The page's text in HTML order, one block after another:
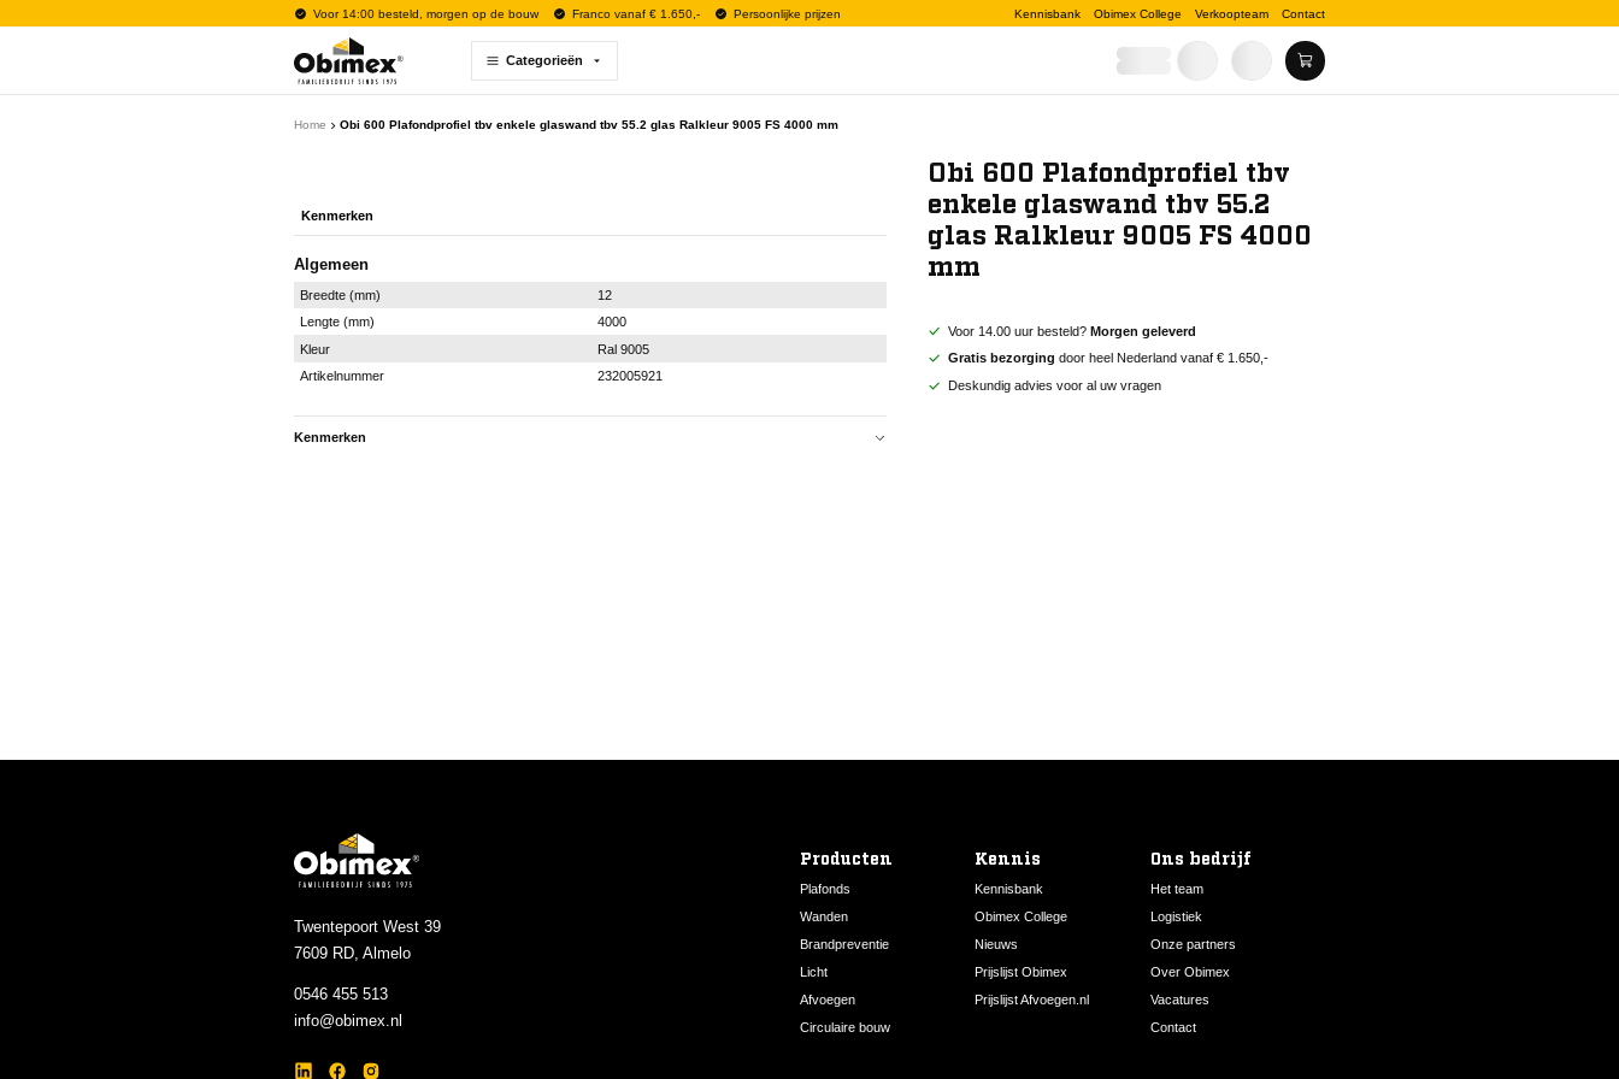
Voor 14:00 besteld, morgen op de bouw Franco vanaf € 1.650,- Persoonlijke prijzen Kennisbank Obimex College Verkoopteam Contact
Categorieën
Home Obi 600 Plafondprofiel tbv enkele glaswand tbv 55.2 glas Ralkleur 9005 FS 4000 mm
Obi 600 Plafondprofiel tbv
enkele glaswand tbv 55.2
glas Ralkleur 9005 FS 4000
mm
Voor 14.00 uur besteld? Morgen geleverd
Gratis bezorging door heel Nederland vanaf € 1.650,-
Deskundig advies voor al uw vragen
Kenmerken
Algemeen
Breedte (mm)
12
Lengte (mm)
4000
Kleur
Ral 9005
Artikelnummer
232005921
Kenmerken
Twentepoort West 39
7609 RD, Almelo
0546 455 513
info@obimex.nl
Producten
Plafonds
Wanden
Brandpreventie
Licht
Afvoegen
Circulaire bouw
Kennis
Kennisbank
Obimex College
Nieuws
Prijslijst Obimex
Prijslijst Afvoegen.nl
Ons bedrijf
Het team
Logistiek
Onze partners
Over Obimex
Vacatures
Contact